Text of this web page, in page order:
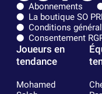
Abonnements
La boutique SO
Conditions
Consentement
Joueurs en
tendance
Mohamed